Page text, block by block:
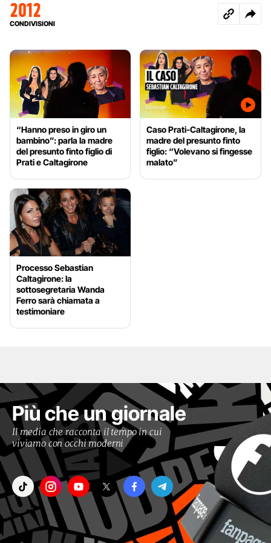
2012
CONDIVISIONI
“Hanno preso in giro un
bambino”: parla la madre
del presunto finto figlio di
Prati e Caltagirone
Caso Prati-Caltagirone, la
madre del presunto finto
figlio: “Volevano si fingesse
malato”
Processo Sebastian
Caltagirone: la
sottosegretaria Wanda
Ferro sarà chiamata a
testimoniare
Più che un giornale
Il media che racconta il tempo in cui
viviamo con occhi moderni